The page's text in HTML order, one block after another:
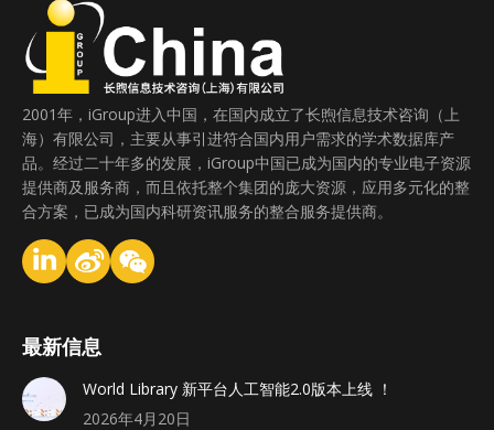
2001年，iGroup进入中国，在国内成立了长煦信息技术咨询（上
海）有限公司，主要从事引进符合国内用户需求的学术数据库产
品。经过二十年多的发展，iGroup中国已成为国内的专业电子资源
提供商及服务商，而且依托整个集团的庞大资源，应用多元化的整
合方案，已成为国内科研资讯服务的整合服务提供商。
最新信息
World Library 新平台人工智能2.0版本上线 ！
2026年4月20日